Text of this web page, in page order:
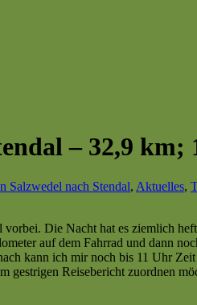
– 32,9
Salzwedel nach Stendal, Aktuelles,
Die Nacht hat es ziemlich
auf dem Fahrrad und dann
kann ich mir noch bis 11 Uhr
gestrigen Reisebericht zuordnen